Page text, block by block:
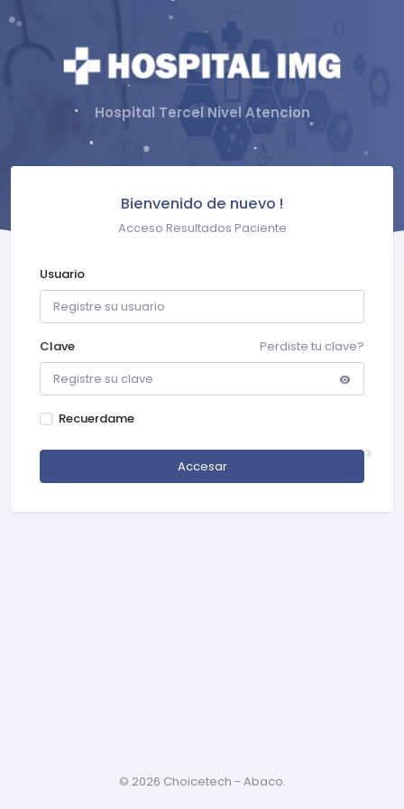
Hospital Tercel Nivel Atencion
Bienvenido de nuevo !
Acceso Resultados Paciente
Usuario
Perdiste tu clave?
Clave
Recuerdame
Accesar
© 2026 Choicetech - Abaco.